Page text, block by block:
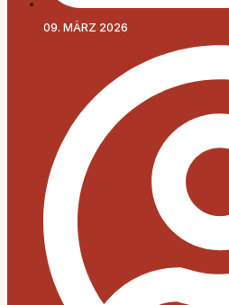
09. MÄRZ 2026